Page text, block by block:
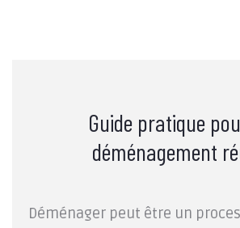
Guide pratique
déménagement
Déménager peut être un